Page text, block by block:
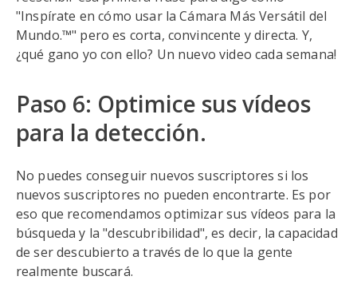
"Inspírate en cómo usar la Cámara Más Versátil del
Mundo.™" pero es corta, convincente y directa. Y,
¿qué gano yo con ello? Un nuevo video cada semana!
Paso 6: Optimice sus vídeos
para la detección.
No puedes conseguir nuevos suscriptores si los
nuevos suscriptores no pueden encontrarte. Es por
eso que recomendamos optimizar sus vídeos para la
búsqueda y la "descubribilidad", es decir, la capacidad
de ser descubierto a través de lo que la gente
realmente buscará.